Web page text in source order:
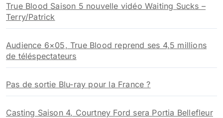
True Blood Saison 5 nouvelle vidéo Waiting Sucks –
Terry/Patrick
Audience 6×05, True Blood reprend ses 4,5 millions
de téléspectateurs
Pas de sortie Blu-ray pour la France ?
Casting Saison 4, Courtney Ford sera Portia Bellefleur